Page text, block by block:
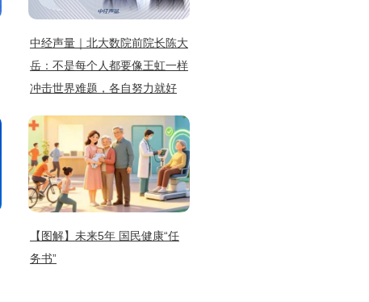
中经声量｜北大数院前院长陈大
岳：不是每个人都要像王虹一样
冲击世界难题，各自努力就好
【图解】未来5年 国民健康“任
务书”